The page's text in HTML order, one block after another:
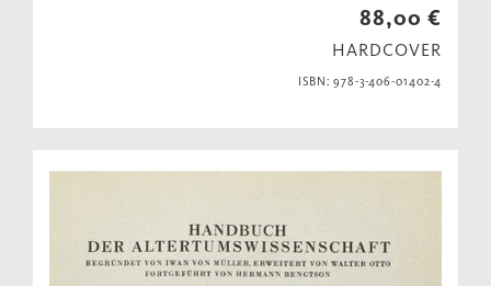
88,00 €
HARDCOVER
ISBN: 978-3-406-01402-4